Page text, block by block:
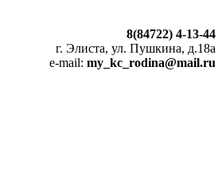
8(84722) 4-13-44
г. Элиста, ул. Пушкина, д.18а
e-mail: my_kc_rodina@mail.ru